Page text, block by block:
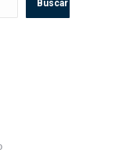
Buscar